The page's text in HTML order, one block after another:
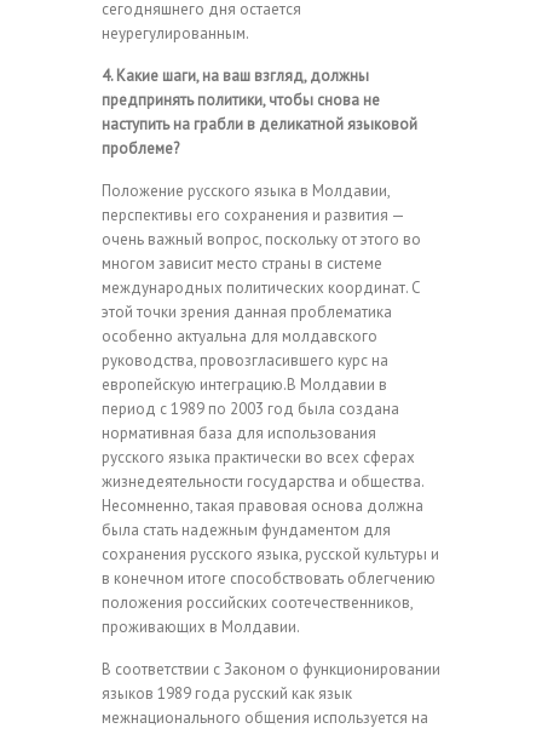
сегодняшнего дня остается
неурегулированным.
4. Какие шаги, на ваш взгляд, должны
предпринять политики, чтобы снова не
наступить на грабли в деликатной языковой
проблеме?
Положение русского языка в Молдавии,
перспективы его сохранения и развития —
очень важный вопрос, поскольку от этого во
многом зависит место страны в системе
международных политических координат. С
этой точки зрения данная проблематика
особенно актуальна для молдавского
руководства, провозгласившего курс на
европейскую интеграцию.В Молдавии в
период с 1989 по 2003 год была создана
нормативная база для использования
русского языка практически во всех сферах
жизнедеятельности государства и общества.
Несомненно, такая правовая основа должна
была стать надежным фундаментом для
сохранения русского языка, русской культуры и
в конечном итоге способствовать облегчению
положения российских соотечественников,
проживающих в Молдавии.
В соответствии с Законом о функционировании
языков 1989 года русский как язык
межнационального общения используется на